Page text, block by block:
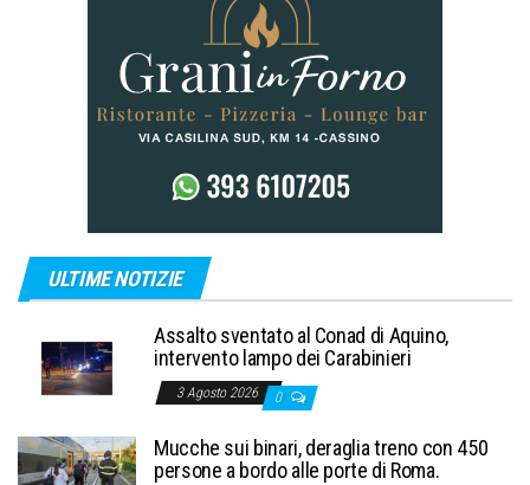
ULTIME NOTIZIE
Assalto sventato al Conad di Aquino,
intervento lampo dei Carabinieri
3 Agosto 2026 0
Mucche sui binari, deraglia treno con 450
persone a bordo alle porte di Roma.